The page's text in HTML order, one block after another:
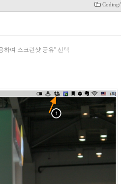
하여 스크린샷 공유" 선택